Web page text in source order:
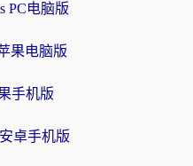
PC电脑版
果电脑版
手机版
卓手机版